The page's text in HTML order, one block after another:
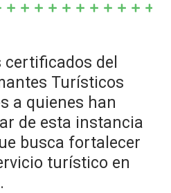
del
Turísticos
a quienes han
de esta instancia
busca fortalecer
turístico en